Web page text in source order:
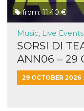
from: 11.40 €
Music, Live
SORSI DI
ANN06 – 29
29 OCTOBER 2026